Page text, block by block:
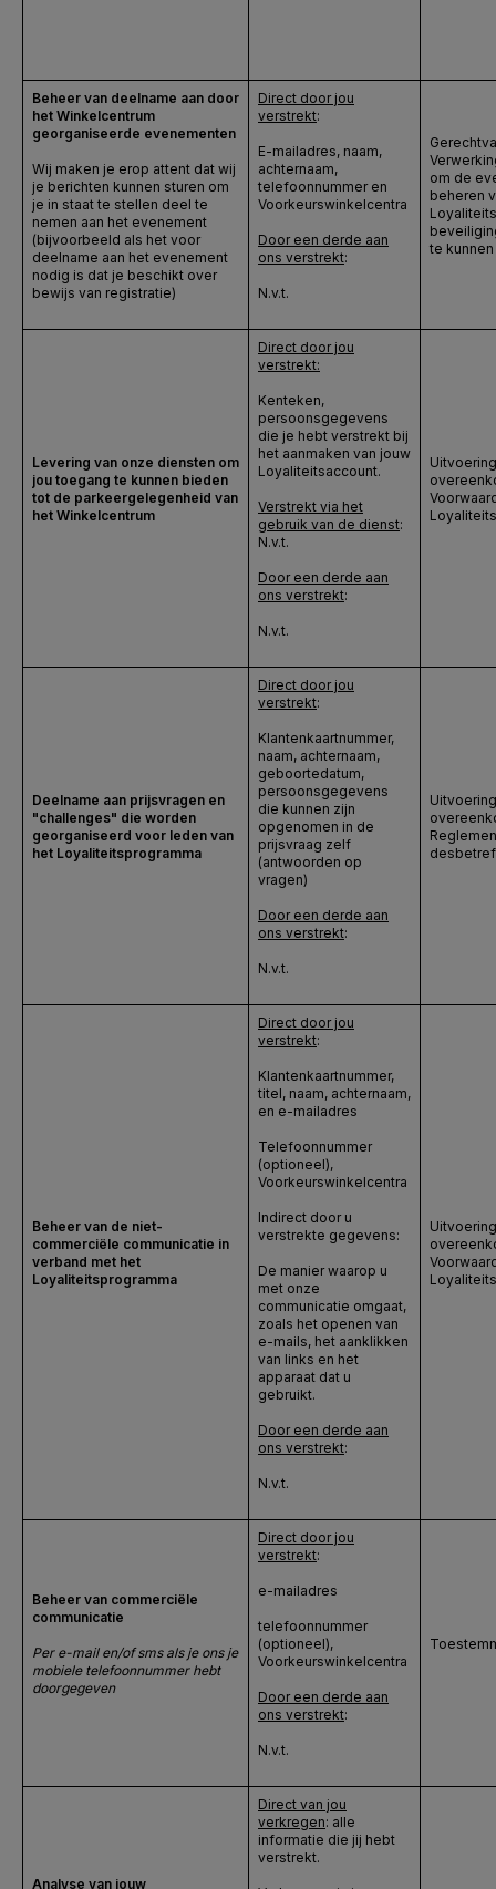
Beheer van deelname aan door
het Winkelcentrum
georganiseerde evenementen
Wij maken je erop attent dat wij
je berichten kunnen sturen om
je in staat te stellen deel te
nemen aan het evenement
(bijvoorbeeld als het voor
deelname aan het evenement
nodig is dat je beschikt over
bewijs van registratie)
Direct door jou
verstrekt:
E-mailadres, naam,
achternaam,
telefoonnummer en
Voorkeurswinkelcentra
Door een derde aan
ons verstrekt:
N.v.t.
om de
beheren
te
Levering van onze diensten om
jou toegang te kunnen bieden
tot de parkeergelegenheid van
het Winkelcentrum
Direct door jou
verstrekt:
Kenteken,
persoonsgegevens
die je hebt verstrekt bij
het aanmaken van jouw
Loyaliteitsaccount.
Verstrekt via het
gebruik van de dienst:
N.v.t.
Door een derde aan
ons verstrekt:
N.v.t.
Deelname aan prijsvragen en
"challenges" die worden
georganiseerd voor leden van
het Loyaliteitsprogramma
Direct door jou
verstrekt:
Klantenkaartnummer,
naam, achternaam,
geboortedatum,
persoonsgegevens
die kunnen zijn
opgenomen in de
prijsvraag zelf
(antwoorden op
vragen)
Door een derde aan
ons verstrekt:
N.v.t.
Beheer van de niet-
commerciële communicatie in
verband met het
Loyaliteitsprogramma
Direct door jou
verstrekt:
Klantenkaartnummer,
titel, naam, achternaam,
en e-mailadres
Telefoonnummer
(optioneel),
Voorkeurswinkelcentra
Indirect door u
verstrekte gegevens:
De manier waarop u
met onze
communicatie omgaat,
zoals het openen van
e-mails, het aanklikken
van links en het
apparaat dat u
gebruikt.
Door een derde aan
ons verstrekt:
N.v.t.
Beheer van commerciële
communicatie
Per e-mail en/of sms als je ons je
mobiele telefoonnummer hebt
doorgegeven
Direct door jou
verstrekt:
e-mailadres
telefoonnummer
(optioneel),
Voorkeurswinkelcentra
Door een derde aan
ons verstrekt:
N.v.t.
Analyse van jouw
Direct van jou
verkregen: alle
informatie die jij hebt
verstrekt.